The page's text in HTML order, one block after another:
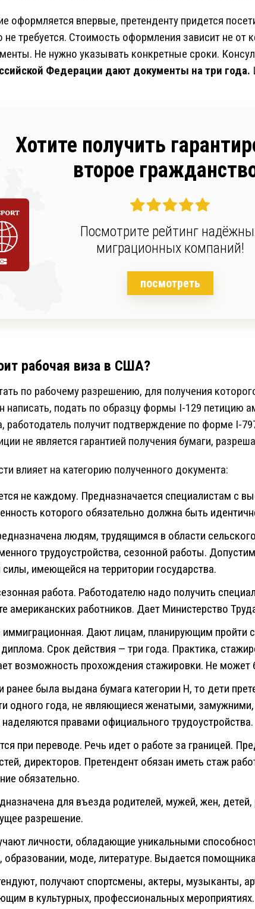
оформляется впервые, претенденту придется
не требуется. Стоимость оформления зависит не от
Не нужно указывать конкретные сроки.
Федерации дают документы на три года.
Хотите получить
второе
Посмотрите рейтинг
миграционных компаний!
посмотреть
рабочая виза в США?
по рабочему разрешению, для получения
написать, подать по образцу формы I-129 петицию
работодатель получит подтверждение по форме I-
не является гарантией получения бумаги,
влияет на категорию полученного документа:
не каждому. Предназначается специалистам с
которого обязательно должна быть
людям, трудящимся в области
трудоустройства, сезонной работы.
силы, имеющейся на территории государства.
работа. Работодателю надо получить
американских работников. Дает Министерство
иммиграционная. Дают лицам, планирующим пройти
Срок действия — три года. Практика,
возможность прохождения стажировки. Не может
ранее была выдана бумага категории H, то дети
одного года, не являющиеся женатыми, замужними,
наделяются правами официального трудоустройства.
при переводе. Речь идет о работе за границей.
директоров. Претендент обязан иметь стаж
обязательно.
для въезда родителей, мужей, жен,
разрешение.
личности, обладающие уникальными
образовании, моде, литературе. Выдается
получают спортсмены, актеры, музыканты,
в культурных, профессиональных мероприятиях.